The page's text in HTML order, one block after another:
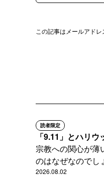
この記事はメールアド
読者限定
「9.11」とハリ
宗教への関心が薄
のはなぜなのでし
2026.08.02